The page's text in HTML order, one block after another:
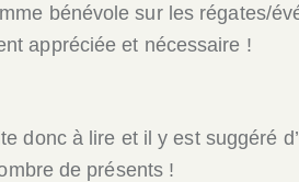
bénévole sur les régates/
appréciée et nécessaire !
donc à lire et il y est suggéré
de présents !